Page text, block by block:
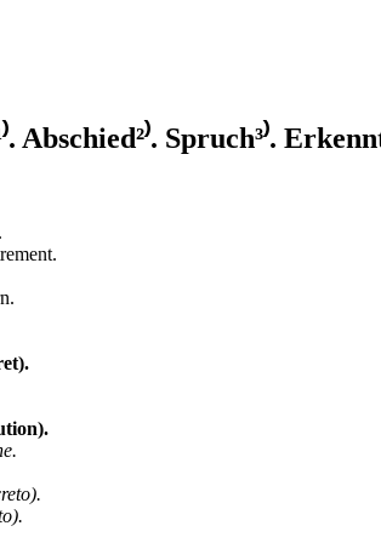
Abschied²⁾. Spruch³⁾.